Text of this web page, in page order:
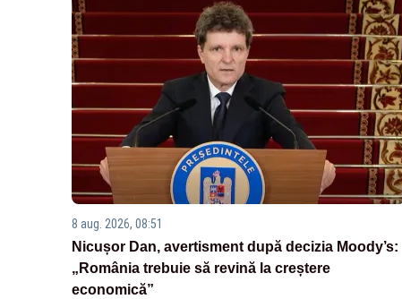
8 aug. 2026, 08:51
Nicușor Dan, avertisment după decizia Moody’s:
„România trebuie să revină la creștere
economică”